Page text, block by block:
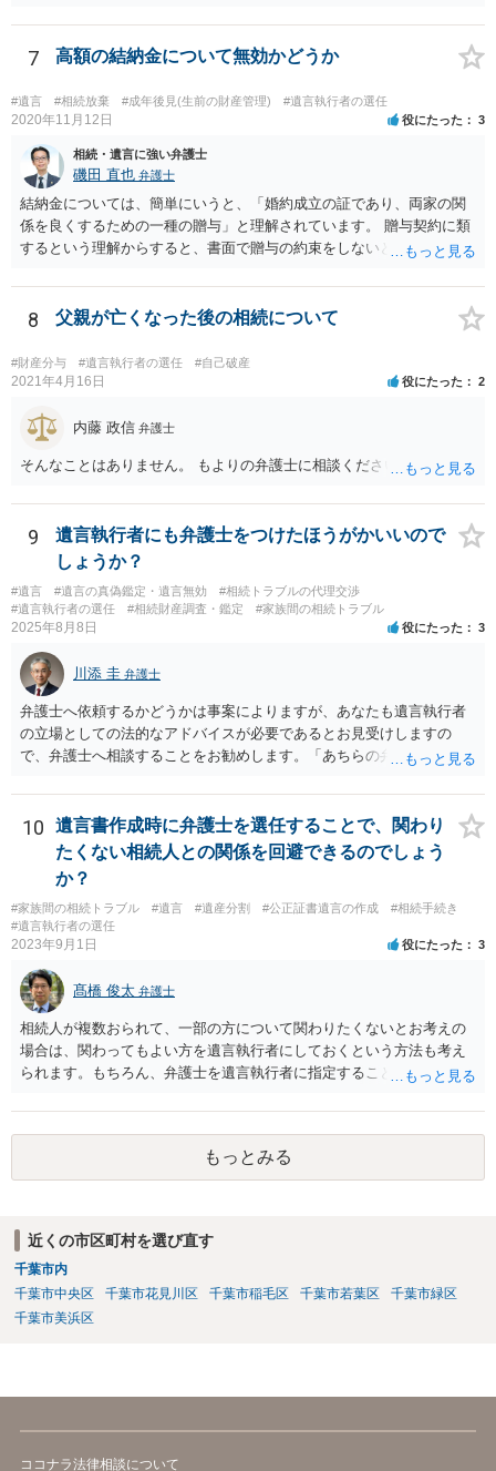
ういう場合にどれくらい税金がかかるか計算してもらって どういう方
針を取るか決められたらよいと思います。
7 高額の結納金について無効かどうか
#遺言 #相続放棄 #成年後見(生前の財産管理) #遺言執行者の選任
2020年11月12日 役にたった 3
相続・遺言に強い弁護士
磯田 直也 弁護士
結納金については、簡単にいうと、「婚約成立の証であり、両家の関
係を良くするための一種の贈与」と理解されています。 贈与契約に類
するという理解からすると、書面で贈与の約束をしないと相手方は支
ことは困難です。 くれぐれも今後お気をつけください。 弁護士に対応
を依頼されるのも悪くはありませんが、感情的な理由が強いと思いま
8 父親が亡くなった後の相続について
#財産分与 #遺言執行者の選任 #自己破産
2021年4月16日 役にたった 2
内藤 政信 弁護士
そんなことはありません。 もよりの弁護士に相談ください。
9
遺言執行者にも弁護士をつけたほうがかいいので
しょうか？
#遺言 #遺言の真偽鑑定・遺言無効
#相続トラブルの代理交渉
#遺言執行者の選任
#相続財産調査・鑑定 #家族間の相続トラブル
2025年8月8日 役にたった 3
川添 圭 弁護士
弁護士へ依頼するかどうかは事案によりますが、あなたも遺言執行者
の立場としての法的なアドバイスが必要であるとお見受けしますの
で、弁護士へ相談することをお勧めします。「あちらの弁護士」（元
誘導しかしてこないと思います。
10
遺言書作成時に弁護士を選任することで、関わり
たくない相続人との関係を回避できるのでしょう
か？
#家族間の相続トラブル #遺言 #遺産分割 #公正証書遺言の作成
#相続手続き
#遺言執行者の選任
2023年9月1日 役にたった 3
髙橋 俊太 弁護士
相続人が複数おられて、一部の方について関わりたくないとお考えの
場合は、関わってもよい方を遺言執行者にしておくという方法も考え
られます。もちろん、弁護士を遺言執行者に指定することもできます
方に再委任の権限を付与しておくという方法もあります。 一度、弁護
士に直接ご相談されることをお勧めいたします。
もっとみる
近くの市区町村を選び直す
千葉市内
千葉市中央区
千葉市花見川区 千葉市稲毛区 千葉市若葉区
千葉市緑区
千葉市美浜区
ココナラ法律相談について